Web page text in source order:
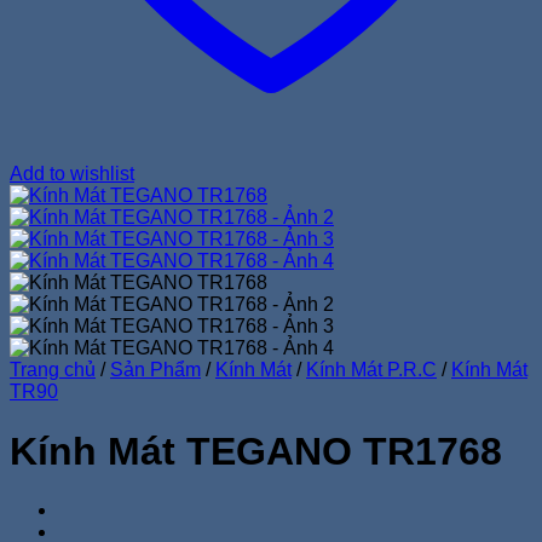
Add to wishlist
Trang chủ / Sản Phẩm / Kính Mát / Kính Mát P.R.C / Kính Mát
TR90
Kính Mát TEGANO TR1768